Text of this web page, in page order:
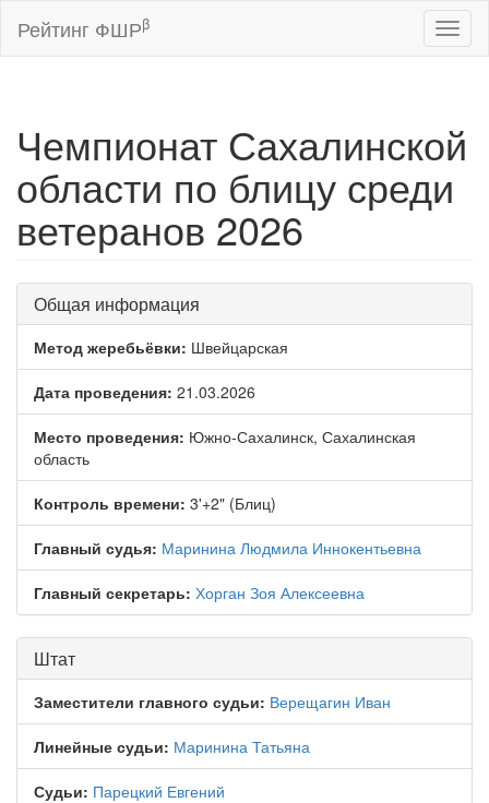
Рейтинг ФШРβ
Чемпионат Сахалинской
области по блицу среди
ветеранов 2026
Общая информация
Метод жеребьёвки: Швейцарская
Дата проведения: 21.03.2026
Место проведения: Южно-Сахалинск, Сахалинская
область
Контроль времени: 3'+2" (Блиц)
Главный судья: Маринина Людмила Иннокентьевна
Главный секретарь: Хорган Зоя Алексеевна
Штат
Заместители главного судьи: Верещагин Иван
Линейные судьи: Маринина Татьяна
Судьи: Парецкий Евгений